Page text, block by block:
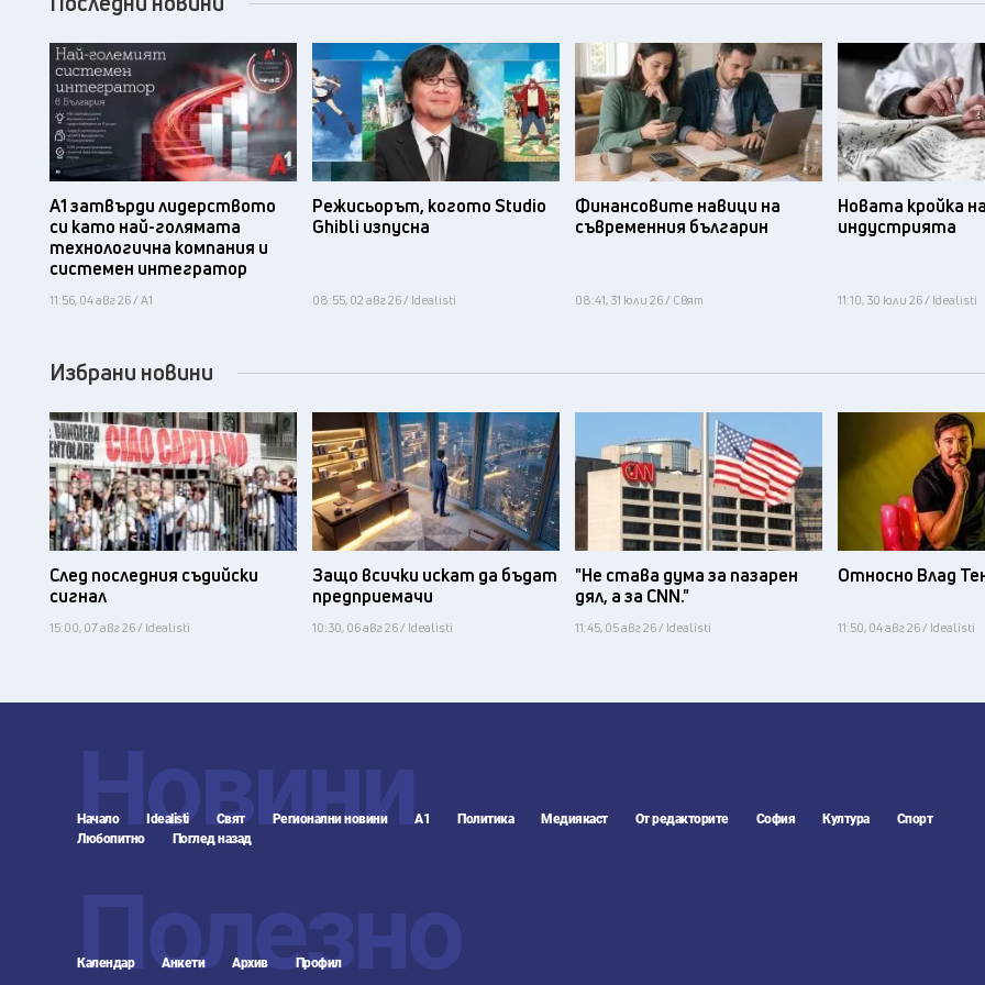
А1 затвърди лидерството
си като най-голямата
технологична компания и
системен интегратор
11:56, 04 авг 26 / А1
Режисьорът, когото Studio
Ghibli изпусна
08:55, 02 авг 26 / Idealisti
Финансовите навици на
съвременния българин
08:41, 31 юли 26 / Свят
Новата кройка
индустрията
11:10, 30 юли 26 / Idealisti
Избрани новини
След последния съдийски
сигнал
15:00, 07 авг 26 / Idealisti
Защо всички искат да бъдат
предприемачи
10:30, 06 авг 26 / Idealisti
"Не става дума за пазарен
дял, а за CNN."
11:45, 05 авг 26 / Idealisti
Относно Влад
11:50, 04 авг 26 / Idealisti
Новини
Начало Idealisti Свят Регионални новини А1 Политика Медиякаст От редакторите София Култура
Спорт
Любопитно
Поглед назад
Полезно
Календар Анкети Архив Профил